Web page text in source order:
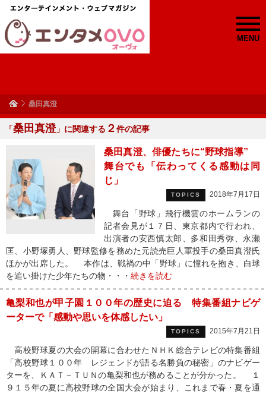
MENU
桑田真澄
「桑田真澄」に関連する ２件の記事
桑田真澄、俳優たちに“野球指導”
舞台でも「伝わってくる感動は同
じ」
TOPICS 2018年7月17日
舞台「野球」飛行機雲のホームランの
記者会見が１７日、東京都内で行われ、
出演者の安西慎太郎、多和田秀弥、永瀬
匡、小野塚勇人、野球監修を務めた元読売巨人軍投手の桑田真澄氏
ほかが出席した。 本作は、戦禍の中「野球」に憧れを抱き、白球
を追い掛けた少年たちの物・・・ 続きを読む
亀梨和也が甲子園１００年の歴史に迫る 特集番組ナビゲ
ーターで「感動や思いを体感したい」
TOPICS 2015年7月21日
高校野球夏の大会の開幕に合わせたＮＨＫ総合テレビの特集番組
「高校野球１００年 レジェンドが語る名勝負の秘密」のナビゲー
ターを、ＫＡＴ－ＴＵＮの亀梨和也が務めることが分かった。 １
９１５年の夏に高校野球の全国大会が始まり、これまで春・夏を通